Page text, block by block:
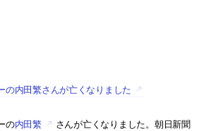
の内田繁さんが亡くなりました
の内田繁
さんが亡くなりました。朝日新聞